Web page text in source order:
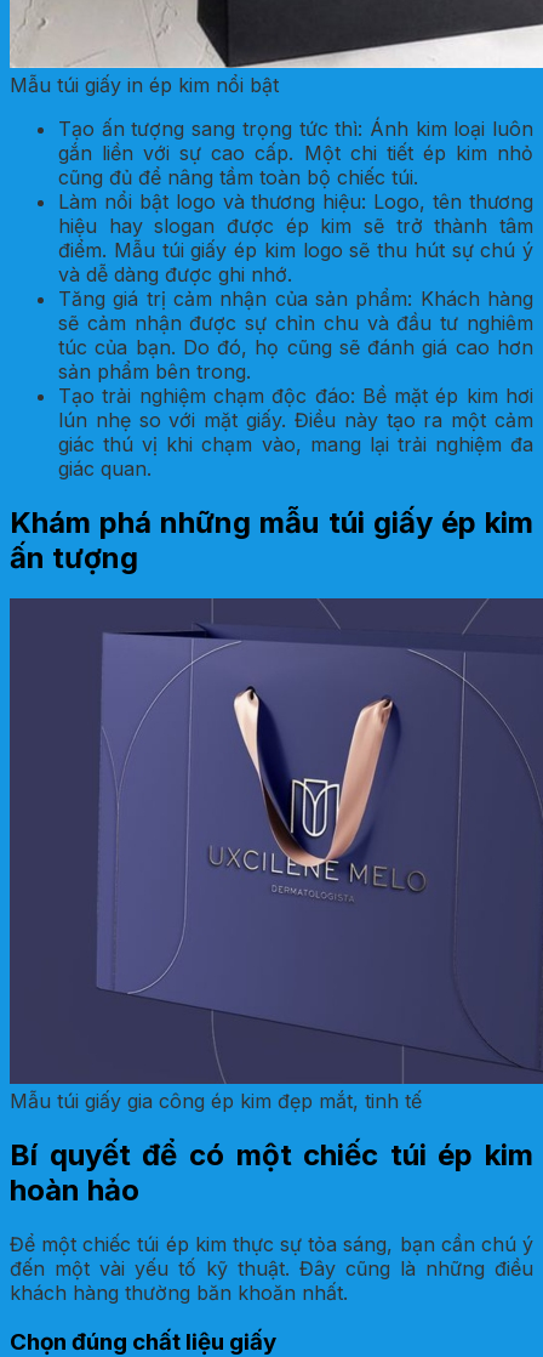
Mẫu túi giấy in ép kim nổi bật
Tạo ấn tượng sang trọng tức thì: Ánh kim loại luôn
gắn liền với sự cao cấp. Một chi tiết ép kim nhỏ
cũng đủ để nâng tầm toàn bộ chiếc túi.
Làm nổi bật logo và thương hiệu: Logo, tên thương
hiệu hay slogan được ép kim sẽ trở thành tâm
điểm. Mẫu túi giấy ép kim logo sẽ thu hút sự chú ý
và dễ dàng được ghi nhớ.
Tăng giá trị cảm nhận của sản phẩm: Khách hàng
sẽ cảm nhận được sự chỉn chu và đầu tư nghiêm
túc của bạn. Do đó, họ cũng sẽ đánh giá cao hơn
sản phẩm bên trong.
Tạo trải nghiệm chạm độc đáo: Bề mặt ép kim hơi
lún nhẹ so với mặt giấy. Điều này tạo ra một cảm
giác thú vị khi chạm vào, mang lại trải nghiệm đa
giác quan.
Khám phá những mẫu túi giấy ép kim
ấn tượng
Mẫu túi giấy gia công ép kim đẹp mắt, tinh tế
Bí quyết để có một chiếc túi ép kim
hoàn hảo
Để một chiếc túi ép kim thực sự tỏa sáng, bạn cần chú ý
đến một vài yếu tố kỹ thuật. Đây cũng là những điều
khách hàng thường băn khoăn nhất.
Chọn đúng chất liệu giấy